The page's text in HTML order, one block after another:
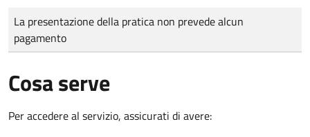
Tipo di pagamento
Importo
La presentazione della pratica non prevede alcun
pagamento
Cosa serve
Per accedere al servizio, assicurati di avere: